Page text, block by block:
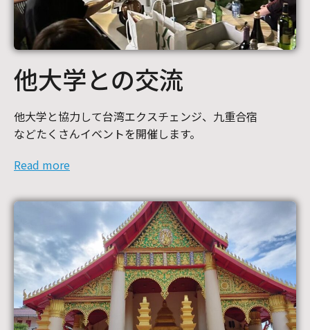
他大学との交流
他大学と協力して台湾エクスチェンジ、九重合宿
などたくさんイベントを開催します。
Read more